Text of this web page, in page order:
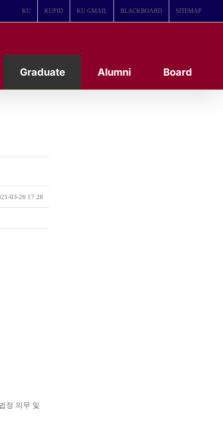
KU KUPID KU GMAIL BLACKBOARD SITEMAP
Graduate Alumni Board
03-26 17:28
정 의무 및